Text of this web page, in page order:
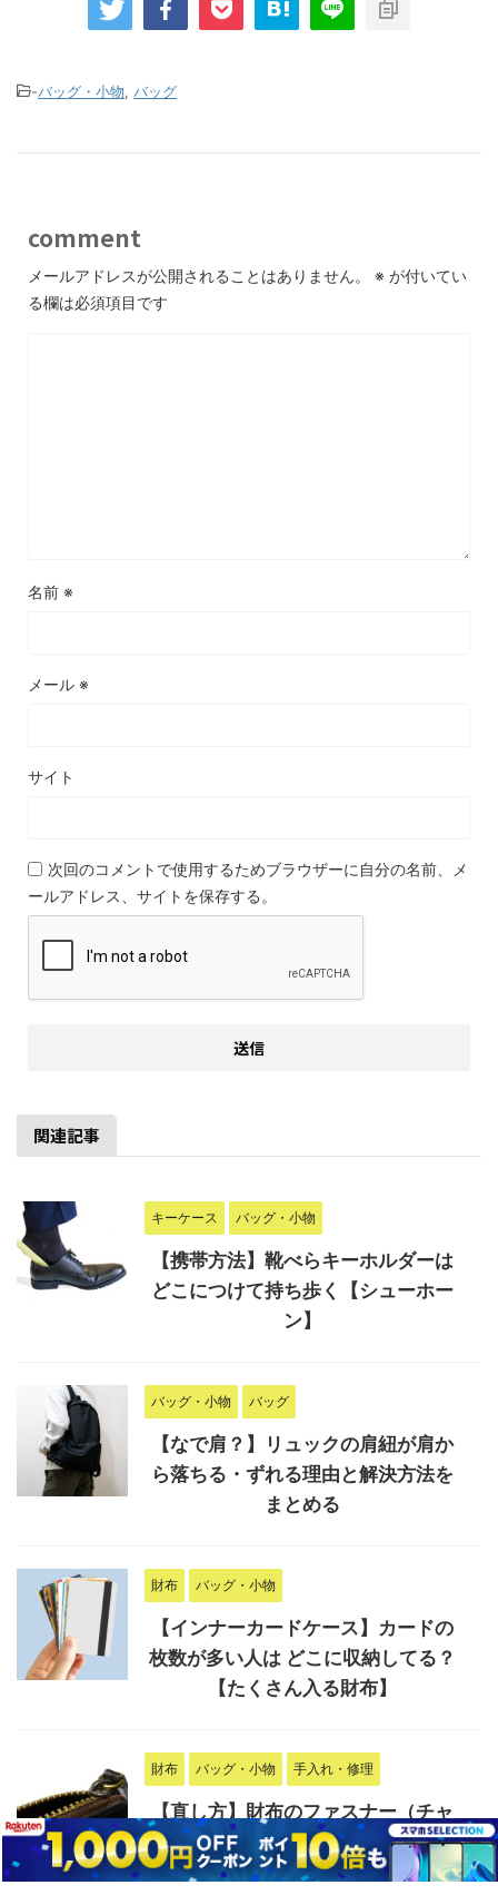
-バッグ・小物, バッグ
comment
メールアドレスが公開されることはありません。 ※ が付いてい
る欄は必須項目です
名前 ※
メール ※
サイト
次回のコメントで使用するためブラウザーに自分の名前、メ
ールアドレス、サイトを保存する。
関連記事
キーケース バッグ・小物
【携帯方法】靴べらキーホルダーは
どこにつけて持ち歩く【シューホー
ン】
バッグ・小物 バッグ
【なで肩？】リュックの肩紐が肩か
ら落ちる・ずれる理由と解決方法を
まとめる
財布 バッグ・小物
【インナーカードケース】カードの
枚数が多い人は どこに収納してる？
【たくさん入る財布】
財布 バッグ・小物 手入れ・修理
【直し方】財布のファスナー（チャ
ック）が閉まらない時の修理方法
【引っかかる】